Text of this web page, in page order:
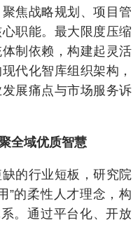
焦战略规划、项目管
职能。最大限度压缩
制依赖，构建起灵活
代化智库组织架构，
展痛点与市场服务诉
全域优质智慧
的行业短板，研究院
”的柔性人才理念，构
。通过平台化、开放